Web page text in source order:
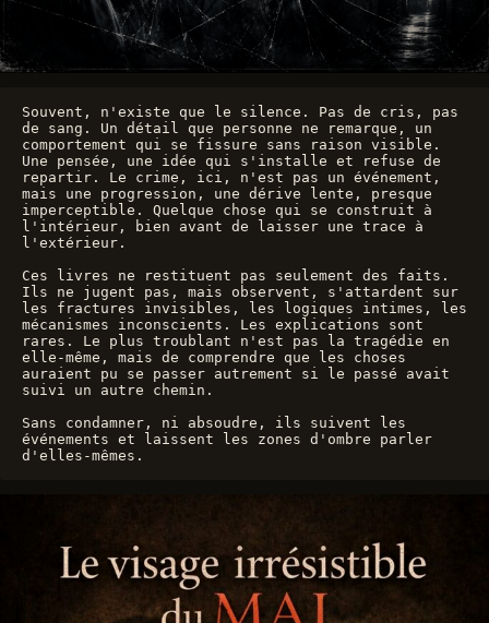
Souvent, n'existe que le silence. Pas de cris, pas
de sang. Un détail que personne ne remarque, un
comportement qui se fissure sans raison visible.
Une pensée, une idée qui s'installe et refuse de
repartir. Le crime, ici, n'est pas un événement,
mais une progression, une dérive lente, presque
imperceptible. Quelque chose qui se construit à
l'intérieur, bien avant de laisser une trace à
l'extérieur.
Ces livres ne restituent pas seulement des faits.
Ils ne jugent pas, mais observent, s'attardent sur
les fractures invisibles, les logiques intimes, les
mécanismes inconscients. Les explications sont
rares. Le plus troublant n'est pas la tragédie en
elle-même, mais de comprendre que les choses
auraient pu se passer autrement si le passé avait
suivi un autre chemin.
Sans condamner, ni absoudre, ils suivent les
événements et laissent les zones d'ombre parler
d'elles-mêmes.